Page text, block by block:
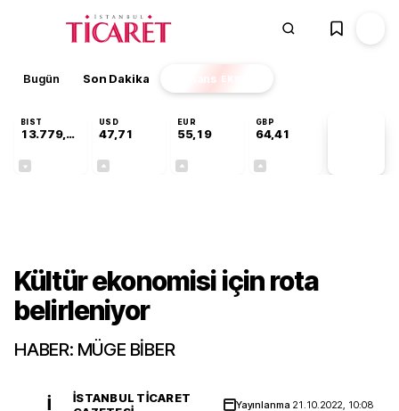
Bugün Son Dakika Finans EKSTRA
BIST
13.779,39
USD
47,71
EUR
55,19
GBP
64,41
Kültür ekonomisi için rota
belirleniyor
HABER: MÜGE BİBER
İ
İSTANBUL TICARET
Yayınlanma 21.10.2022, 10:08